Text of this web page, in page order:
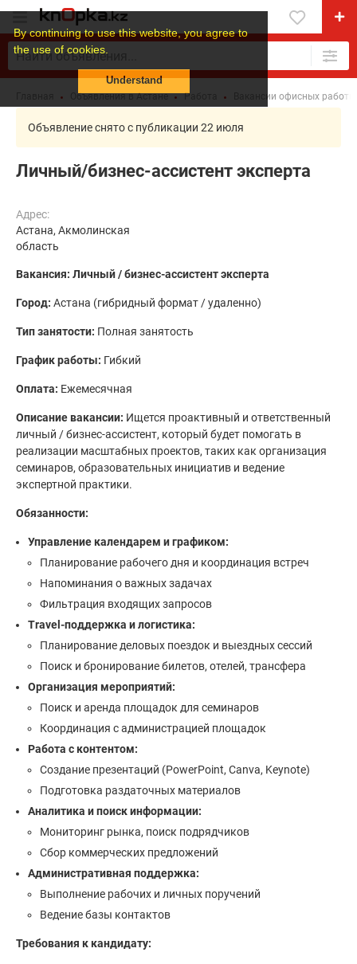
By continuing to use this website, you agree to
the use of cookies.
Understand
Объявления в Астане Работа Вакансии офисных
Объявление снято с публикации 22 июля
Личный/бизнес-ассистент эксперта
Адрес:
Астана, Акмолинская
область
Вакансия: Личный / бизнес-ассистент эксперта
Город: Астана (гибридный формат / удаленно)
Тип занятости: Полная занятость
График работы: Гибкий
Оплата: Ежемесячная
Описание вакансии: Ищется проактивный и ответственный
личный / бизнес-ассистент, который будет помогать в
реализации масштабных проектов, таких как организация
семинаров, образовательных инициатив и ведение
экспертной практики.
Обязанности:
Управление календарем и графиком:
Планирование рабочего дня и координация встреч
Напоминания о важных задачах
Фильтрация входящих запросов
Travel-поддержка и логистика:
Планирование деловых поездок и выездных сессий
Поиск и бронирование билетов, отелей, трансфера
Организация мероприятий:
Поиск и аренда площадок для семинаров
Координация с администрацией площадок
Работа с контентом:
Создание презентаций (PowerPoint, Canva, Keynote)
Подготовка раздаточных материалов
Аналитика и поиск информации:
Мониторинг рынка, поиск подрядчиков
Сбор коммерческих предложений
Административная поддержка:
Выполнение рабочих и личных поручений
Ведение базы контактов
Требования к кандидату: